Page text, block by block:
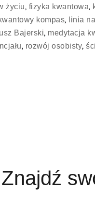
życiu, fizyka kwantowa,
kompas,
linia
Bajerski, medytacja
, rozwój osobisty,